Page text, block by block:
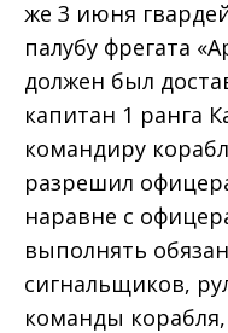
же 3 июня
палубу фрегата
должен был
капитан 1 ранга
командиру
разрешил
наравне с
выполнять
сигнальщиков,
команды